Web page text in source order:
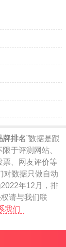
牌排名”数据是跟
于评测网站、
票、网友评价等
对数据只做自动
年12月，排
请与我们联
我们